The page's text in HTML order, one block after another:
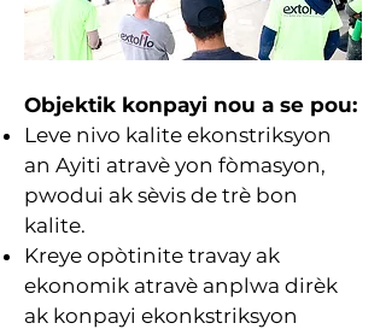
Objektik konpayi nou a se pou:
Leve nivo kalite ekonstriksyon
an Ayiti atravè yon fòmasyon,
pwodui ak sèvis de trè bon
kalite.
Kreye opòtinite travay ak
ekonomik atravè anplwa dirèk
ak konpayi ekonkstriksyon